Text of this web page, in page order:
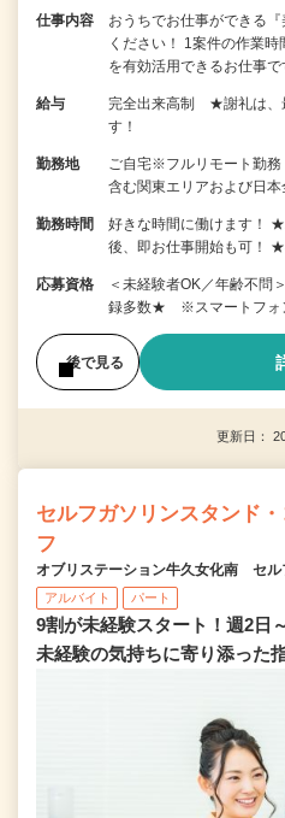
仕事内容
おうちでお仕事ができる
ください！ 1案件の作業
を有効活用できるお仕事
給与
完全出来高制 ★謝礼は、
す！
勤務地
ご自宅※フルリモート勤
含む関東エリアおよび日
勤務時間
好きな時間に働けます！
後、即お仕事開始も可！
応募資格
＜未経験者OK／年齢不
録多数★ ※スマートフォ
後で見る
更新日：
セルフガソリンスタンド
フ
オブリステーション牛久女化南 セル
アルバイト パート
9割が未経験スタート！週2日
未経験の気持ちに寄り添った